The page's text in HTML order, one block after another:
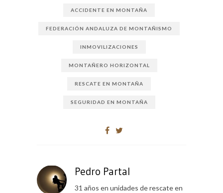
ACCIDENTE EN MONTAÑA
FEDERACIÓN ANDALUZA DE MONTAÑISMO
INMOVILIZACIONES
MONTAÑERO HORIZONTAL
RESCATE EN MONTAÑA
SEGURIDAD EN MONTAÑA
Pedro Partal
31 años en unidades de rescate en